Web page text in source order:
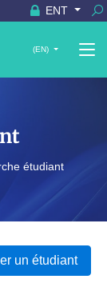
ENT
(EN)
étudiant
un étudiant